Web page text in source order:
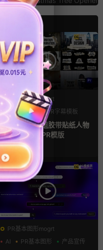
PR基本图形mogrt
PR基本图形
PR字幕模板
人物介绍
pr字幕模板 9组胶带贴纸人物
介绍角标动画PR模版
2天前
PR基本图形mogrt
AI
PR基本图形 产品宣传